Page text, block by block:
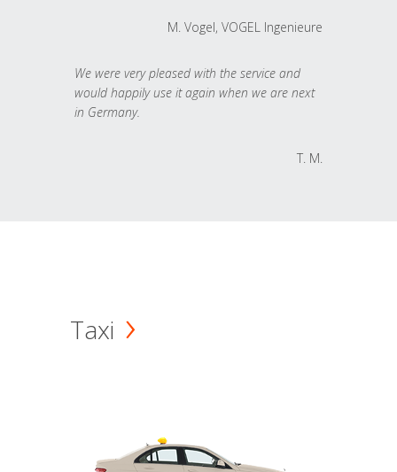
M. Vogel, VOGEL Ingenieure
We were very pleased with the service and
would happily use it again when we are next
in Germany.
T. M.
Taxi